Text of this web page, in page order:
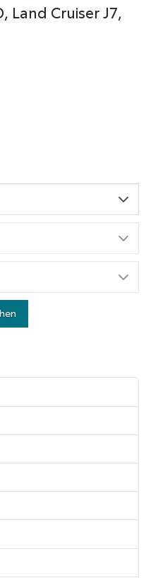
Land Cruiser J7,